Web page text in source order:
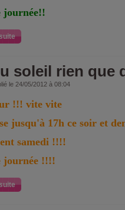
journée!!
soleil rien que
le 24/05/2012 à 08:04
!!! vite vite
jusqu'à 17h ce soir et
samedi !!!!
journée !!!!